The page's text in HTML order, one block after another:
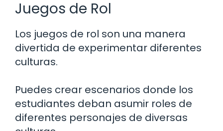
Juegos de Rol
Los juegos de rol son una manera
divertida de experimentar diferentes
culturas.
Puedes crear escenarios donde los
estudiantes deban asumir roles de
diferentes personajes de diversas